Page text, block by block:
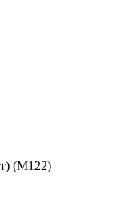
(M122)